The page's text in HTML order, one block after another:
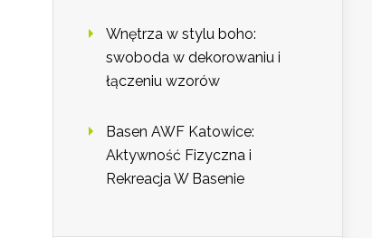
Wnętrza w stylu boho:
swoboda w dekorowaniu i
łączeniu wzorów
Basen AWF Katowice:
Aktywność Fizyczna i
Rekreacja W Basenie